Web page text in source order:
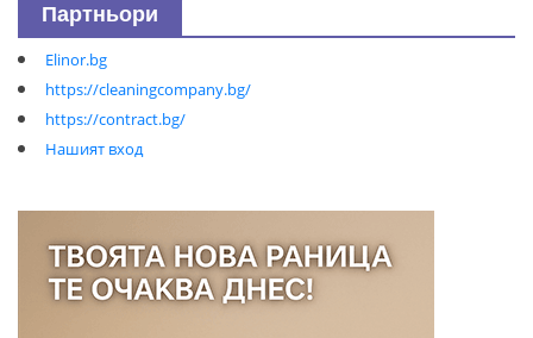
Партньори
Elinor.bg
https://cleaningcompany.bg/
https://contract.bg/
Нашият вход